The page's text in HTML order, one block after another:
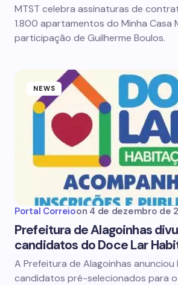
MTST celebra assinaturas de
1.800 apartamentos do Minha Casa
participação de Guilherme Boulos.
NEWS
Portal Correioon 4 de dezembro de
Prefeitura de Alagoinhas
candidatos do Doce Lar
A Prefeitura de Alagoinhas anunciou
candidatos pré-selecionados para